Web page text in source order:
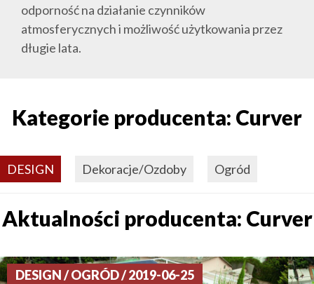
odporność na działanie czynników
atmosferycznych i możliwość użytkowania przez
długie lata.
Kategorie producenta: Curver
DESIGN Dekoracje/Ozdoby Ogród
Aktualności producenta: Curver
DESIGN / OGRÓD / 2019-06-25